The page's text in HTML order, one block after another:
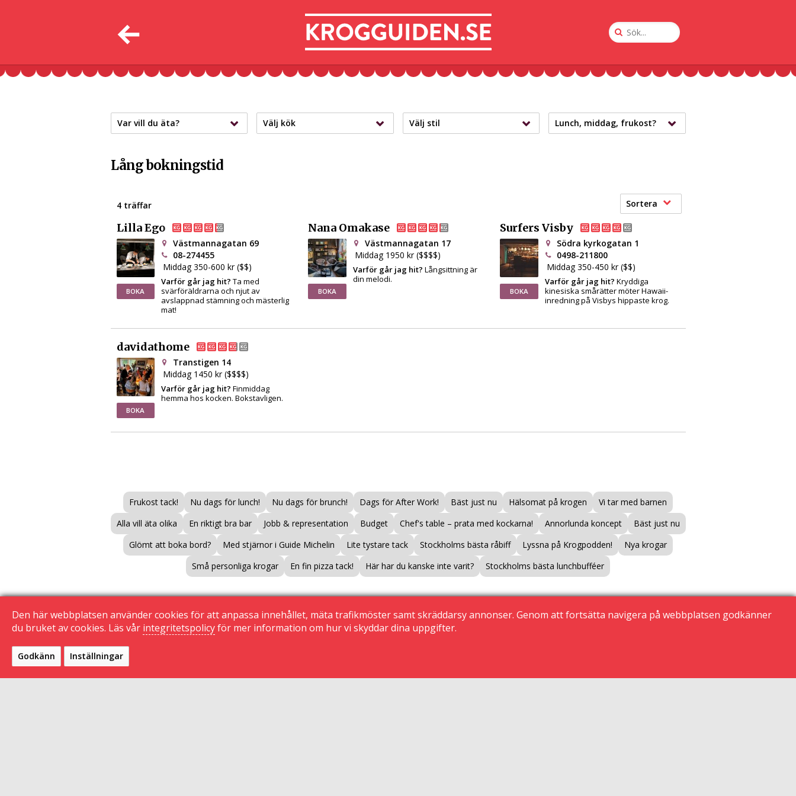
Sök
på
Var vill du äta? Välj kök Välj stil Lunch, middag, frukost?
Lång bokningstid
4 träffar Sortera
Lilla Ego
BOKA
Västmannagatan 69
08-274455
Middag 350-600 kr ($$)
Varför går jag hit? Ta med
svärföräldrarna och njut av
avslappnad stämning och mästerlig
mat!
Nana Omakase
BOKA
Västmannagatan 17
Middag 1950 kr ($$$$)
Varför går jag hit? Långsittning är
din melodi.
Surfers Visby
BOKA
Södra kyrkogatan 1
0498-211800
Middag 350-450 kr ($$)
Varför går jag hit? Kryddiga
kinesiska smårätter möter Hawaii-
inredning på Visbys hippaste krog.
davidathome
BOKA
Transtigen 14
Middag 1450 kr ($$$$)
Varför går jag hit? Finmiddag
hemma hos kocken. Bokstavligen.
Frukost tack! Nu dags för lunch! Nu dags för brunch! Dags för After Work! Bäst just nu Hälsomat på krogen
Vi tar med barnen
Alla vill äta olika
En riktigt bra bar Jobb & representation Budget Chef's table – prata med kockarna! Annorlunda koncept
Bäst just nu
Glömt att boka bord?
Med stjärnor i Guide Michelin Lite tystare tack Stockholms bästa råbiff Lyssna på Krogpodden!
Nya krogar
Små personliga krogar
En fin pizza tack! Här har du kanske inte varit? Stockholms bästa lunchbufféer
Gilla på Facebook Följ på Instagram Kontakta oss Översätt/ Translate
Den här webbplatsen använder cookies för att anpassa innehållet, mäta trafikmöster samt skräddarsy annonser. Genom att fortsätta navigera på webbplatsen godkänner
du bruket av cookies. Läs vår integritetspolicyför mer information om hur vi skyddar dina uppgifter.
Godkänn Inställningar